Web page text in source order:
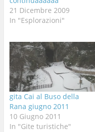
21 Dicembre 2009
In "Esplorazioni"
gita Cai al Buso della
Rana giugno 2011
10 Giugno 2011
In "Gite turistiche"